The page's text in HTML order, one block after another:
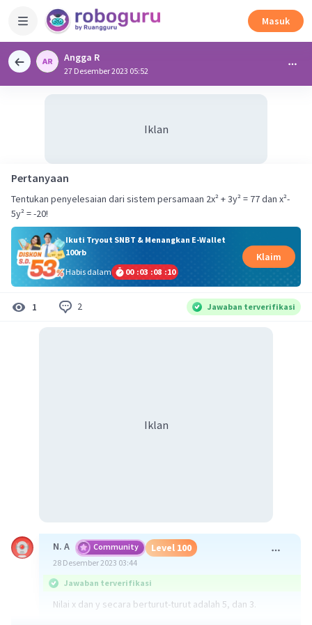
Masuk
Angga R
27 Desember 2023 05:52
Iklan
Pertanyaan
Tentukan penyelesaian dari sistem persamaan 2x² + 3y² = 77 dan x²-
5y² = -20!
Ikuti Tryout SNBT & Menangkan E-Wallet
100rb
Habis dalam
00 :03 :08 :10
Klaim
1 2 Jawaban terverifikasi
Iklan
N. A Community Level 100
28 Desember 2023 03:44
Jawaban terverifikasi
Nilai x dan y secara berturut-turut adalah 5, dan 3.